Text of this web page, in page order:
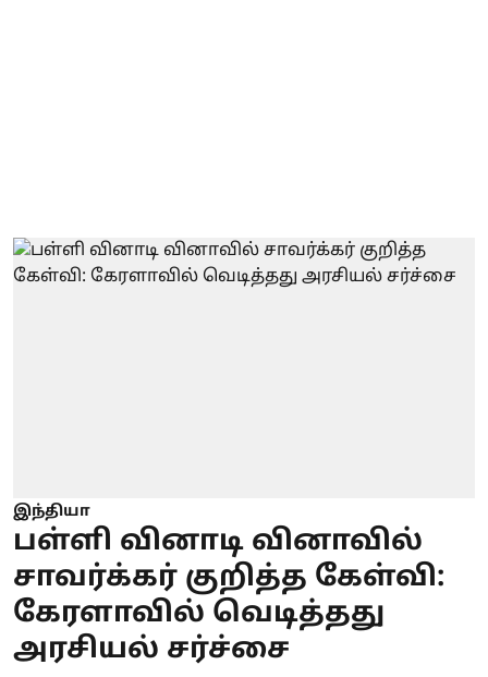
இந்தியா
பள்ளி வினாடி வினாவில்
சாவர்க்கர் குறித்த கேள்வி:
கேரளாவில் வெடித்தது
அரசியல் சர்ச்சை